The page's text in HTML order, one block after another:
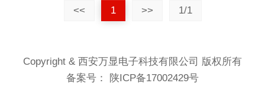
<< 1 >> 1/1
Copyright & 西安万显电子科技有限公司 版权所有
备案号：
陕ICP备17002429号